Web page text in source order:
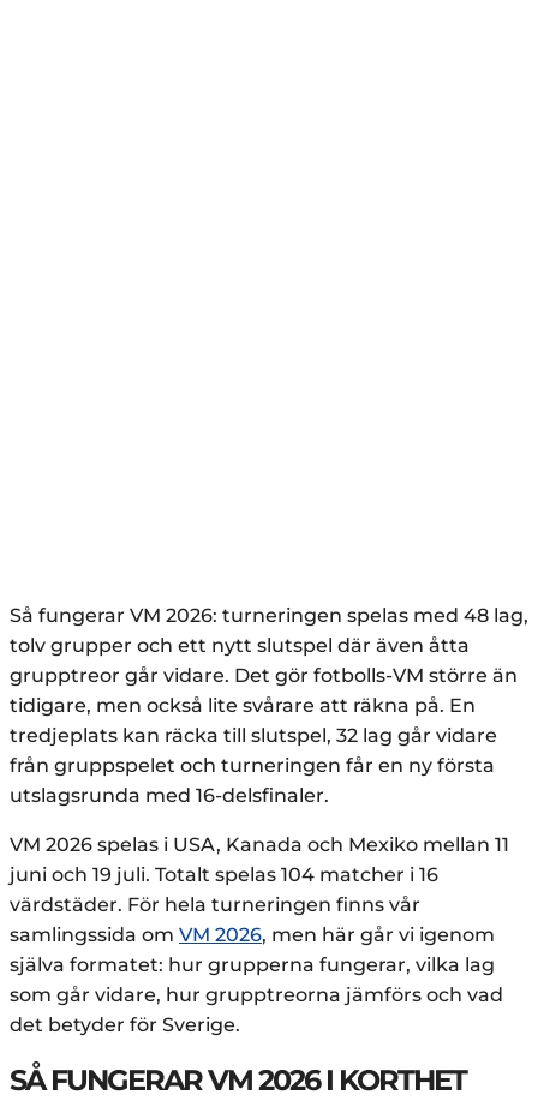
Så fungerar VM 2026: turneringen spelas med 48 lag,
tolv grupper och ett nytt slutspel där även åtta
grupptreor går vidare. Det gör fotbolls-VM större än
tidigare, men också lite svårare att räkna på. En
tredjeplats kan räcka till slutspel, 32 lag går vidare
från gruppspelet och turneringen får en ny första
utslagsrunda med 16-delsfinaler.
VM 2026 spelas i USA, Kanada och Mexiko mellan 11
juni och 19 juli. Totalt spelas 104 matcher i 16
värdstäder. För hela turneringen finns vår
samlingssida om VM 2026, men här går vi igenom
själva formatet: hur grupperna fungerar, vilka lag
som går vidare, hur grupptreorna jämförs och vad
det betyder för Sverige.
SÅ FUNGERAR VM 2026 I KORTHET